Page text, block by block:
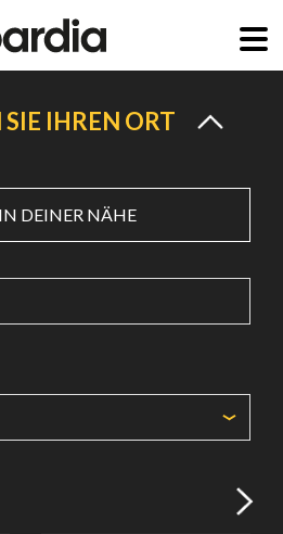
SIE IHREN ORT
DEINER NÄHE